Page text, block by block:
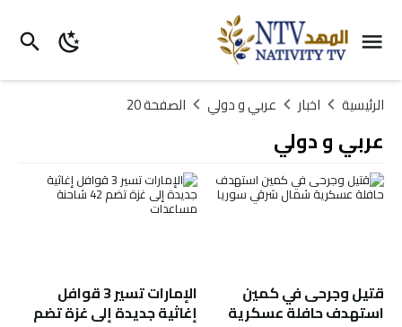
الرئيسية اخبار عربي و دولي الصفحة 20
عربي و دولي
قتيل وجرحى في كمين
استهدف حافلة عسكرية
الإمارات تسير 3 قوافل
إغاثية جديدة إلى غزة تضم